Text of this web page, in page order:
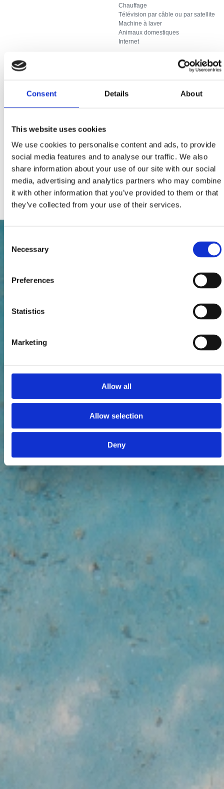
Consent Details About
This website uses cookies
We use cookies to personalise content and ads, to provide
social media features and to analyse our traffic. We also
share information about your use of our site with our social
media, advertising and analytics partners who may combine
it with other information that you’ve provided to them or that
they’ve collected from your use of their services.
Selection
Necessary
Preferences
Statistics
Marketing
Allow all
Allow selection
Deny
Chauffage
Télévision par câble ou par satellite
Machine à laver
Animaux domestiques
Internet
Studio
Broj jedinica:
1
Extras:
Parking
Chauffage
Télévision par câble ou par satellite
Machine à laver
Animaux domestiques
Internet